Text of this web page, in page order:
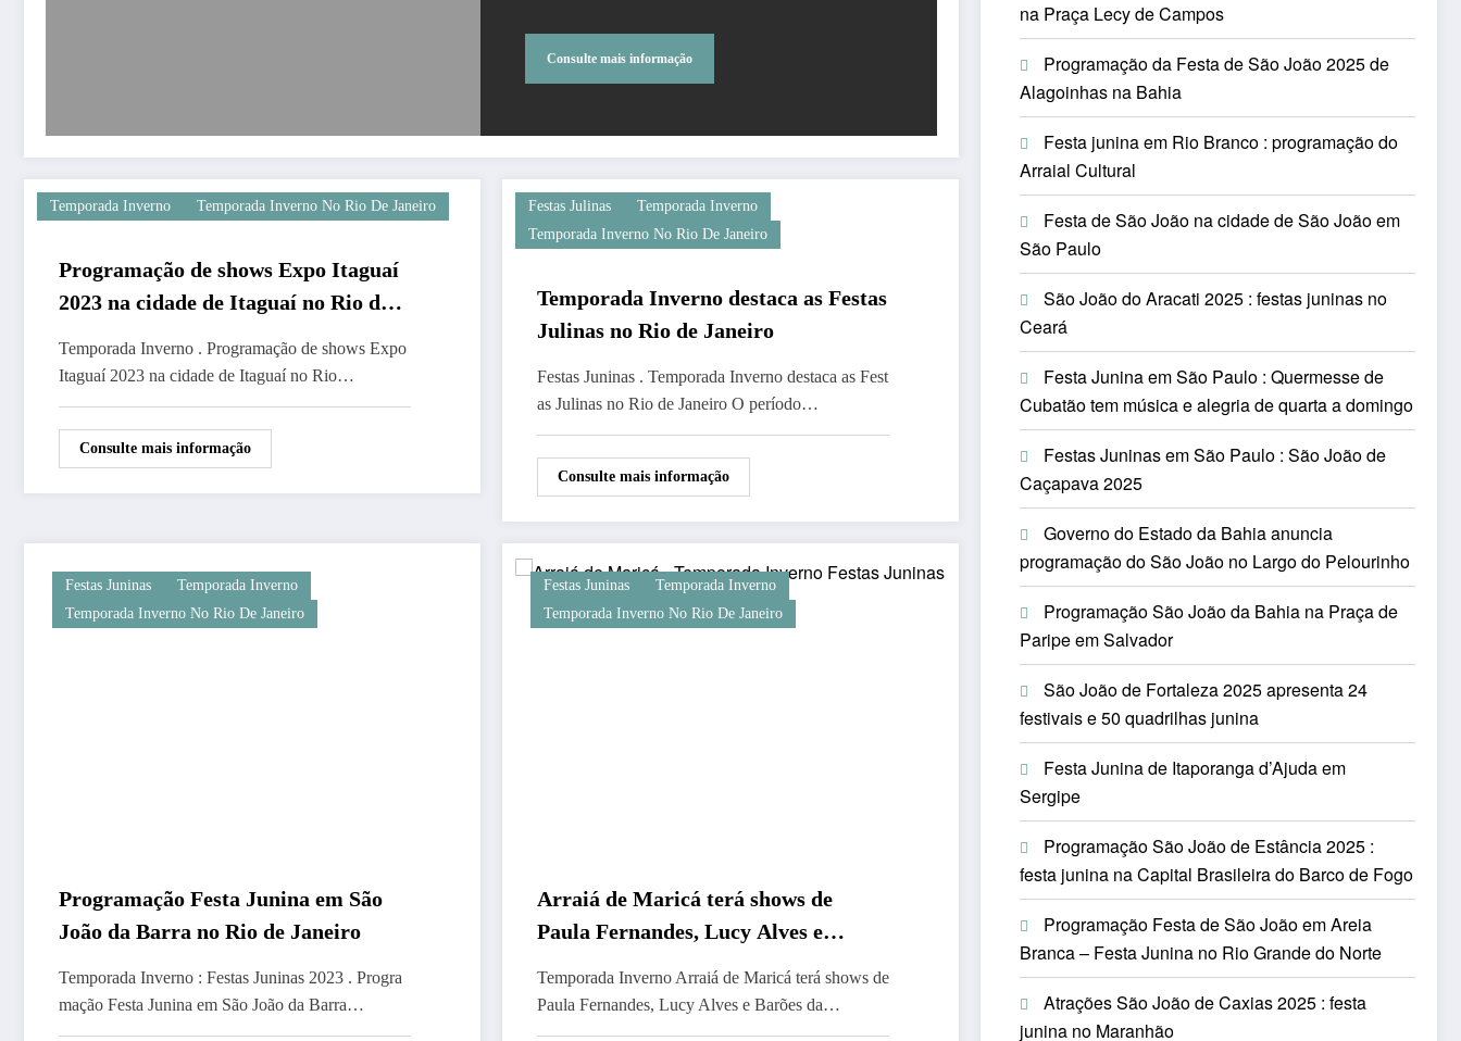
Consulte mais informação
Temporada Inverno Temporada Inverno No Rio De Janeiro
Programação de shows Expo Itaguaí
2023 na cidade de Itaguaí no Rio de
Temporada Inverno . Programação de shows Expo
Itaguaí 2023 na cidade de Itaguaí no Rio…
Consulte mais informação
Festas Julinas
Temporada Inverno
Temporada Inverno No Rio De Janeiro
Temporada Inverno destaca as Festas
Julinas no Rio de Janeiro
Festas Juninas . Temporada Inverno destaca as Fest
as Julinas no Rio de Janeiro O período…
Consulte mais informação
Festas Juninas
Temporada Inverno
Temporada Inverno No Rio De Janeiro
Programação Festa Junina em São
João da Barra no Rio de Janeiro
Temporada Inverno : Festas Juninas 2023 . Progra
mação Festa Junina em São João da Barra…
Festas Juninas
Temporada Inverno
Temporada Inverno No Rio De Janeiro
Arraiá de Maricá terá shows de
Paula Fernandes, Lucy Alves e
Temporada Inverno Arraiá de Maricá terá shows de
Paula Fernandes, Lucy Alves e Barões da…
na Praça Lecy de Campos
Programação da Festa de São João 2025 de
Alagoinhas na Bahia
Festa junina em Rio Branco : programação do
Arraial Cultural
Festa de São João na cidade de São João em
São Paulo
São João do Aracati 2025 : festas juninas no
Ceará
Festa Junina em São Paulo : Quermesse de
Cubatão tem música e alegria de quarta a domingo
Festas Juninas em São Paulo : São João de
Caçapava 2025
Governo do Estado da Bahia anuncia
programação do São João no Largo do Pelourinho
Programação São João da Bahia na Praça de
Paripe em Salvador
São João de Fortaleza 2025 apresenta 24
festivais e 50 quadrilhas junina
Festa Junina de Itaporanga d’Ajuda em
Sergipe
Programação São João de Estância 2025 :
festa junina na Capital Brasileira do Barco de Fogo
Programação Festa de São João em Areia
Branca – Festa Junina no Rio Grande do Norte
Atrações São João de Caxias 2025 : festa
junina no Maranhão